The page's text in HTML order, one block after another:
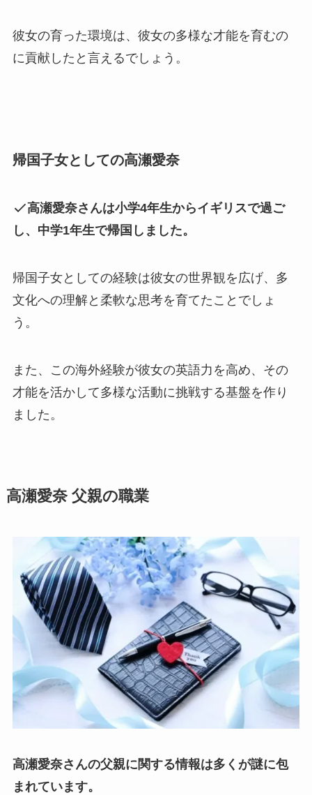
彼女の育った環境は、彼女の多様な才能を育むの
に貢献したと言えるでしょう。
帰国子女としての高瀬愛奈
高瀬愛奈さんは小学4年生からイギリスで過ご
し、中学1年生で帰国しました。
帰国子女としての経験は彼女の世界観を広げ、多
文化への理解と柔軟な思考を育てたことでしょ
う。
また、この海外経験が彼女の英語力を高め、その
才能を活かして多様な活動に挑戦する基盤を作り
ました。
高瀬愛奈 父親の職業
高瀬愛奈さんの父親に関する情報は多くが謎に包
まれています。